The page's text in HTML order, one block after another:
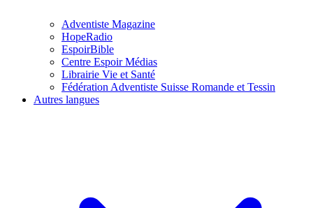
Adventiste Magazine
HopeRadio
EspoirBible
Centre Espoir Médias
Librairie Vie et Santé
Fédération Adventiste Suisse Romande et Tessin
Autres langues